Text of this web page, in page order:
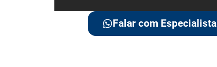
Falar com Especialista